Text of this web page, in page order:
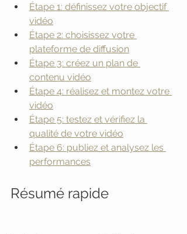
Étape 1: définissez votre objectif
vidéo
Étape 2: choisissez votre
plateforme de diffusion
Étape 3: créez un plan de
contenu vidéo
Étape 4: réalisez et montez votre
vidéo
Étape 5: testez et vérifiez la
qualité de votre vidéo
Étape 6: publiez et analysez les
performances
Résumé rapide